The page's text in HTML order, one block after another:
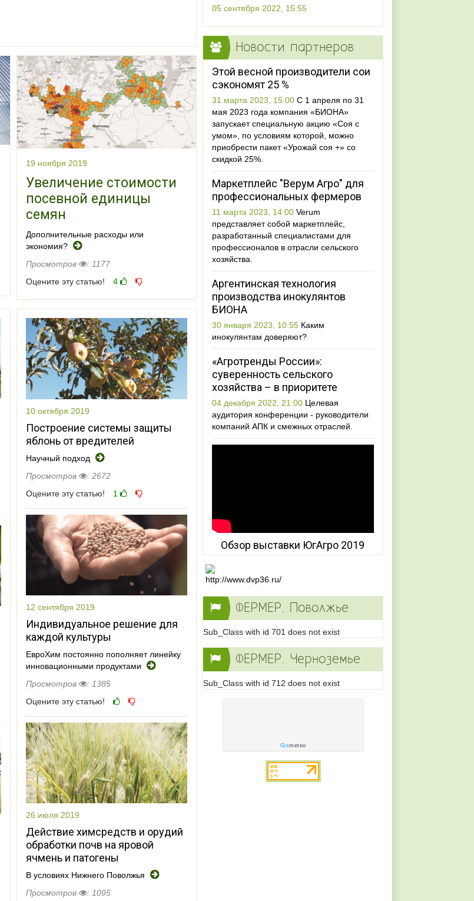
19 ноября 2019
Увеличение стоимости
посевной единицы
семян
Дополнительные расходы или
экономия?
Просмотров
: 1177
Оцените эту статью!
4
10 октября 2019
Построение системы защиты
яблонь от вредителей
Научный подход
Просмотров
: 2672
Оцените эту статью!
1
12 сентября 2019
Индивидуальное решение для
каждой культуры
ЕвроХим постоянно пополняет линейку
инновационными продуктами
Просмотров
: 1385
Оцените эту статью!
26 июля 2019
Действие химсредств и орудий
обработки почв на яровой
ячмень и патогены
В условиях Нижнего Поволжья
Просмотров
: 1095
05 сентября 2022, 15:55
Новости партнеров
Этой весной производители сои
сэкономят 25 %
31 марта 2023, 15:00С 1 апреля по 31
мая 2023 года компания «БИОНА»
запускает специальную акцию «Соя с
умом», по условиям которой, можно
приобрести пакет «Урожай соя +» со
скидкой 25%.
Маркетплейс "Верум Агро" для
профессиональных фермеров
11 марта 2023, 14:00Verum
представляет собой маркетплейс,
разработанный специалистами для
профессионалов в отрасли сельского
хозяйства.
Аргентинская технология
производства инокулянтов
БИОНА
30 января 2023, 10:55 Каким
инокулянтам доверяют?
«Агротренды России»:
суверенность сельского
хозяйства – в приоритете
04 декабря 2022, 21:00 Целевая
аудитория конференции - руководители
компаний АПК и смежных отраслей.
Обзор выставки ЮгАгро 2019
ФЕРМЕР. Поволжье
Sub_Class with id 701 does not exist
ФЕРМЕР. Черноземье
Sub_Class with id 712 does not exist
Gismeteo